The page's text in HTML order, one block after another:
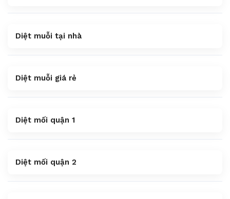
Diệt muỗi tại nhà
Diệt muỗi giá rẻ
Diệt mối quận 1
Diệt mối quận 2